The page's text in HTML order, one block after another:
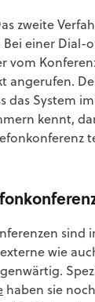
zweite
einer Dial-
vom
angerufen.
das System
kennt,
sind
wie
haben sie